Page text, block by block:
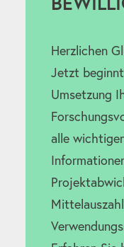
Herzlichen
Jetzt
Umsetzung
alle